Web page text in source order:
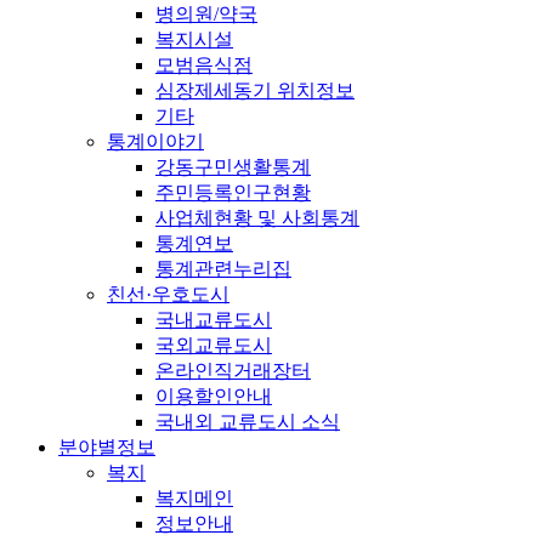
병의원/약국
복지시설
모범음식점
심장제세동기 위치정보
기타
통계이야기
강동구민생활통계
주민등록인구현황
사업체현황 및 사회통계
통계연보
통계관련누리집
친선·우호도시
국내교류도시
국외교류도시
온라인직거래장터
이용할인안내
국내외 교류도시 소식
분야별정보
복지
복지메인
정보안내